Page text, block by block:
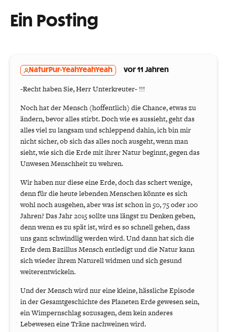
Ein Posting
NaturPur-YeahYeahYeah vor 11 Jahren
-Recht haben Sie, Herr Unterkreuter- !!!
Noch hat der Mensch (hoffentlich) die Chance, etwas zu
ändern, bevor alles stirbt. Doch wie es aussieht, geht das
alles viel zu langsam und schleppend dahin, ich bin mir
nicht sicher, ob sich das alles noch ausgeht, wenn man
sieht, wie sich die Erde mit ihrer Natur beginnt, gegen das
Unwesen Menschheit zu wehren.
Wir haben nur diese eine Erde, doch das schert wenige,
denn für die heute lebenden Menschen könnte es sich
wohl noch ausgehen, aber was ist schon in 50, 75 oder 100
Jahren? Das Jahr 2015 sollte uns längst zu Denken geben,
denn wenn es zu spät ist, wird es so schnell gehen, dass
uns ganz schwindlig werden wird. Und dann hat sich die
Erde dem Bazillus Mensch entledigt und die Natur kann
sich wieder ihrem Naturell widmen und sich gesund
weiterentwickeln.
Und der Mensch wird nur eine kleine, hässliche Episode
in der Gesamtgeschichte des Planeten Erde gewesen sein,
ein Wimpernschlag sozusagen, dem kein anderes
Lebewesen eine Träne nachweinen wird.